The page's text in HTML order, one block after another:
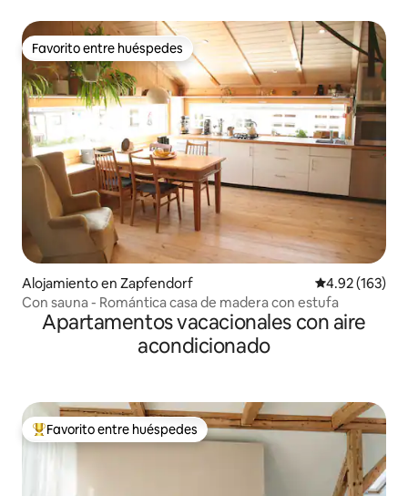
Favorito entre huéspedes
Favorito entre huéspedes
Alojamiento en Zapfendorf Calificación
4.92 (163)
Con sauna - Romántica casa de madera con estufa
Apartamentos vacacionales con aire
acondicionado
Favorito entre huéspedes preferido
Favorito entre huéspedes